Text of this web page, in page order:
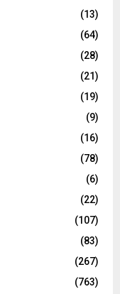
(13)
(64)
(28)
(21)
(19)
(9)
(16)
(78)
(6)
(22)
(107)
(83)
(267)
(763)